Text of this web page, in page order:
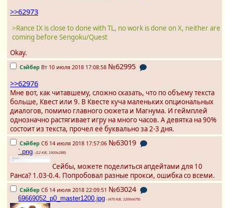
>>62973
>Rance IX is close to done with TL, no work is done on X, neither are
coming before Sengoku/Quest
Okay.
Сэйбер Вт 10 июля 2018 17:08:58 №62995
>>62976
Мне вот, как читавшему, сложно сказать, что по объему текста
больше, Квест или 9. В Квесте куча маленьких опциональных
диалогов, помимо главного сюжета и Магнума. И геймплей
однозначно растягивает игру на много часов. А девятка на 90%
состоит из текста, прочел её буквально за 2-3 дня.
Сэйбер Сб 14 июля 2018 17:57:06 №63019
`.png - (12 KB, 1920x288)
Сейбы, можете поделиться апдейтами для 10
Ранса? 1.03-0.4. Попробовал разные прокси, ошибка со всеми.
Сэйбер Сб 14 июля 2018 22:09:51 №63024
69669052_p0_master1200.jpg - (470 KB, 1200x675)